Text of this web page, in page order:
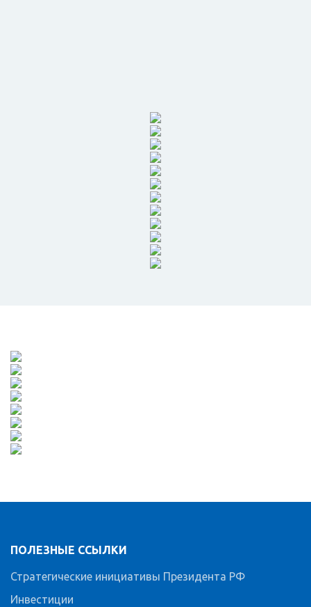
ПОЛЕЗНЫЕ ССЫЛКИ
Стратегические инициативы Президента РФ
Инвестиции